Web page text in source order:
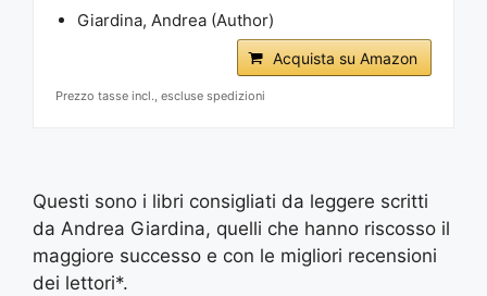
Giardina, Andrea (Author)
Acquista su Amazon
Prezzo tasse incl., escluse spedizioni
Questi sono i libri consigliati da leggere scritti
da Andrea Giardina, quelli che hanno riscosso il
maggiore successo e con le migliori recensioni
dei lettori*.